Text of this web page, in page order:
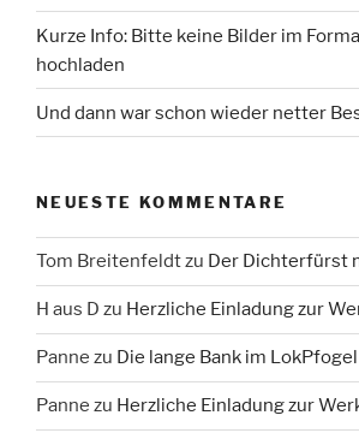
Kurze Info: Bitte keine Bilder im
hochladen
Und dann war schon wieder netter
NEUESTE KOMMENTARE
Tom Breitenfeldtzu Der Dichterfürst
H aus D zu Herzliche Einladung zur
Panne zu Die lange Bank im LokPfogel
Panne zu Herzliche Einladung zur